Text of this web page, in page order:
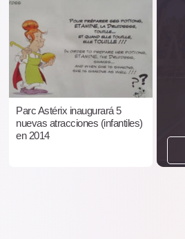
Parc Astérix inaugurará 5
nuevas atracciones (infantiles)
en 2014